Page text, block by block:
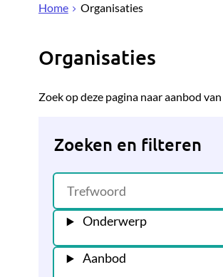
Home Organisaties
Organisaties
Zoek op deze pagina naar aanbod
Zoeken en filteren
Onderwerp
Aanbod